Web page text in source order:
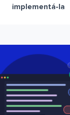
implementá-la